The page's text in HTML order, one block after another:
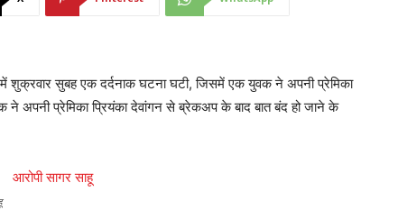
में शुक्रवार सुबह एक दर्दनाक घटना घटी, जिसमें एक युवक ने अपनी प्रेमिका
अपनी प्रेमिका प्रियंका देवांगन से ब्रेकअप के बाद बात बंद हो जाने के